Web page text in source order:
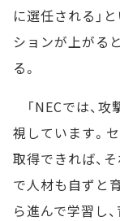
に選任される」
ションが上がる
る。
「NECでは、
視しています。
取得できれば、
で人材も自ずと
ら進んで学習し